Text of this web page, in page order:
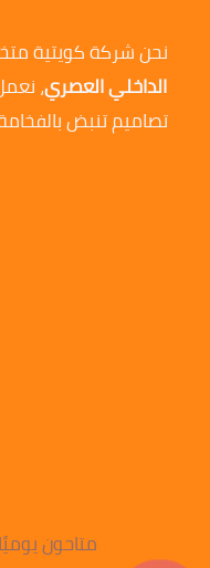
نحن شركة كويتية
الداخلي العصري،
تصاميم تنبض
متاحون يوميًا من